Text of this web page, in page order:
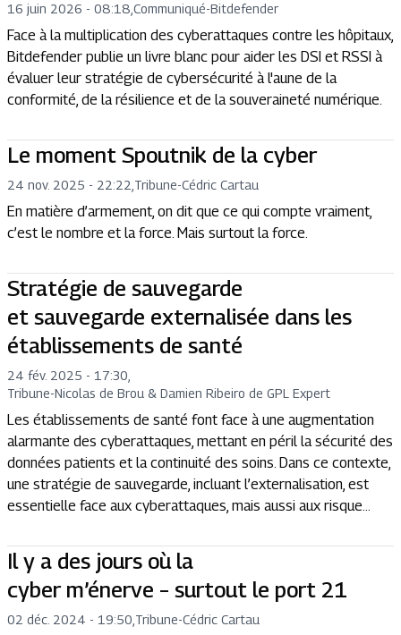
16 juin 2026 - 08:18 Communiqué-Bitdefender
Face à la multiplication des cyberattaques contre les hôpitaux,
Bitdefender publie un livre blanc pour aider les DSI et RSSI à
évaluer leur stratégie de cybersécurité à l'aune de la
conformité, de la résilience et de la souveraineté numérique.
Le moment Spoutnik de la cyber
24 nov. 2025 - 22:22 Tribune-Cédric Cartau
En matière d’armement, on dit que ce qui compte vraiment,
c’est le nombre et la force. Mais surtout la force.
Stratégie de sauvegarde
et sauvegarde externalisée dans les
établissements de santé
24 fév. 2025 - 17:30
Tribune-Nicolas de Brou & Damien Ribeiro de GPL Expert
Les établissements de santé font face à une augmentation
alarmante des cyberattaques, mettant en péril la sécurité des
données patients et la continuité des soins. Dans ce contexte,
une stratégie de sauvegarde, incluant l’externalisation, est
essentielle face aux cyberattaques, mais aussi aux risque...
Il y a des jours où la
cyber m’énerve – surtout le port 21
02 déc. 2024 - 19:50 Tribune-Cédric Cartau